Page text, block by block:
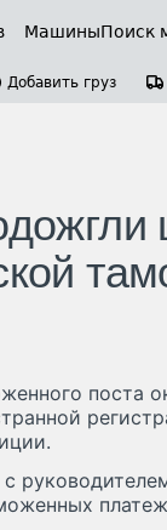
МашиныПоиск
Добавить груз
поста